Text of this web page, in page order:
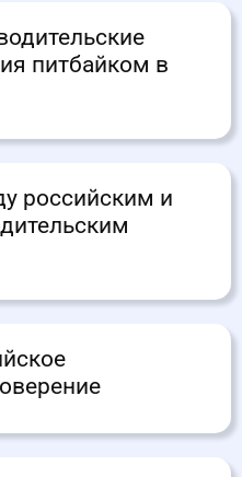
питбайком в
российским и